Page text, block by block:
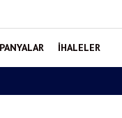
İHALELER
Projesi Tamamlandı!